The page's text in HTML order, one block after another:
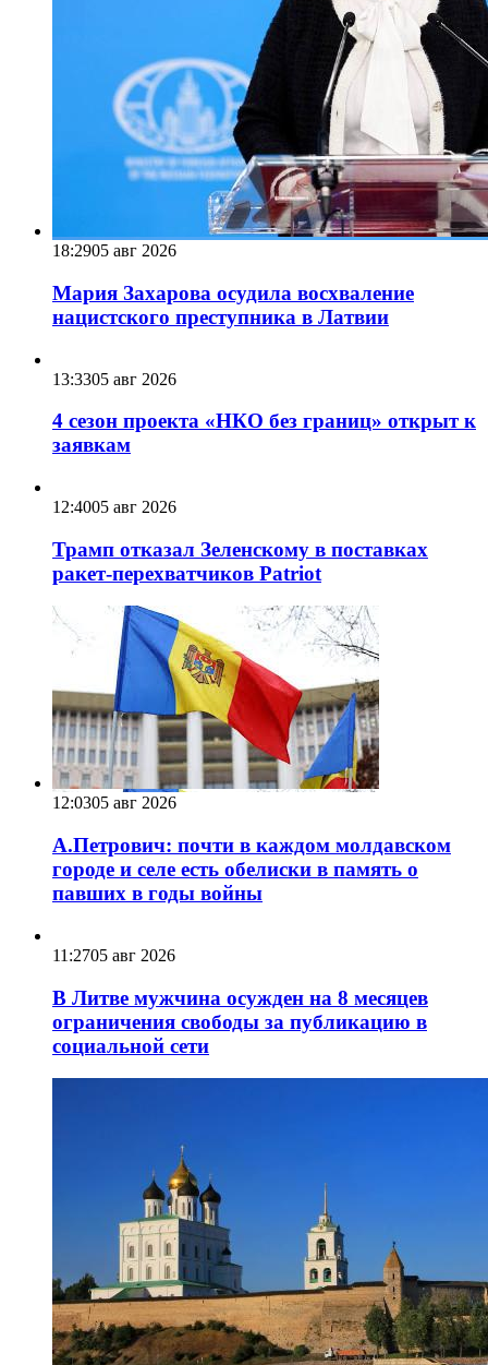
18:2905 авг 2026
Мария Захарова осудила восхваление
нацистского преступника в Латвии
13:3305 авг 2026
4 сезон проекта «НКО без границ» открыт к
заявкам
12:4005 авг 2026
Трамп отказал Зеленскому в поставках
ракет-перехватчиков Patriot
12:0305 авг 2026
А.Петрович: почти в каждом молдавском
городе и селе есть обелиски в память о
павших в годы войны
11:2705 авг 2026
В Литве мужчина осужден на 8 месяцев
ограничения свободы за публикацию в
социальной сети